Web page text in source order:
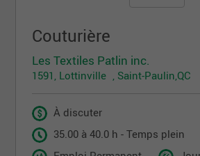
Couturière
Les Textiles Patlin inc.
1591, Lottinville , Saint-Paulin,QC
À discuter
35.00 à 40.0 h - Temps plein